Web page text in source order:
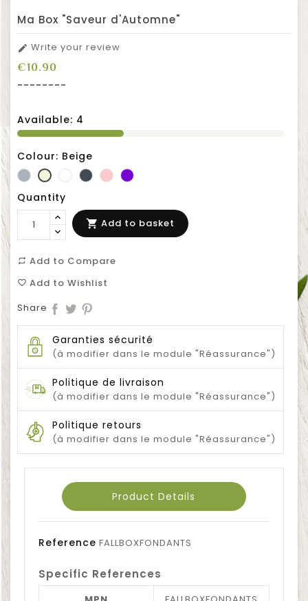
Ma Box "Saveur d'Automne"
 Write your review
€10.90
--------
Available: 4
Colour: Beige
GreyBeigeWhiteBlackPinkViolet
Quantity
 Add to basket
repeat Add to Compare
favorite_border Add to Wishlist
Share
Garanties sécurité
(à modifier dans le module "Réassurance")
Politique de livraison
(à modifier dans le module "Réassurance")
Politique retours
(à modifier dans le module "Réassurance")
Product Details
Reference FALLBOXFONDANTS
Specific References